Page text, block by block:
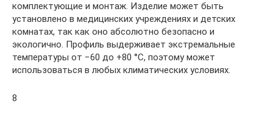
комплектующие и монтаж. Изделие может быть
установлено в медицинских учреждениях и детских
комнатах, так как оно абсолютно безопасно и
экологично. Профиль выдерживает экстремальные
температуры от −60 до +80 °C, поэтому может
использоваться в любых климатических условиях.
8